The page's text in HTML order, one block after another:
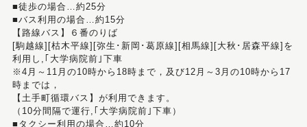
■徒歩の場合…約25分
■バス利用の場合…約15分
【路線バス】６番のりば
[駒越線][枯木平線][弥生･新岡･葛原線][相馬線][大秋･居森平線]を
利用し,｢大学病院前｣下車
※4月～11月の10時から18時まで，及び12月～3月の10時から17
時までは，
【土手町循環バス】が利用できます。
（10分間隔で運行,｢大学病院前｣下車）
■タクシー利用の場合…約10分